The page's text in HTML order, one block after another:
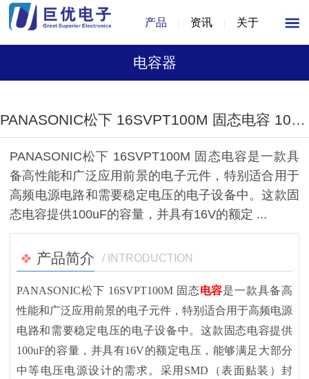
产品 资讯 关于
电容器
1/1
PANASONIC松下 16SVPT100M 固态电容 100uF ±20% 16V SMD（D6.3×L6.5mm）
PANASONIC松下 16SVPT100M 固态电容是一款具
备高性能和广泛应用前景的电子元件，特别适合用于
高频电源电路和需要稳定电压的电子设备中。这款固
态电容提供100uF的容量，并具有16V的额定 ...
产品简介 / INTRODUCTION
PANASONIC松下 16SVPT100M 固态电容是一款具备高
性能和广泛应用前景的电子元件，特别适合用于高频电源
电路和需要稳定电压的电子设备中。这款固态电容提供
100uF的容量，并具有16V的额定电压，能够满足大部分
中等电压电源设计的需求。采用SMD（表面贴装）封